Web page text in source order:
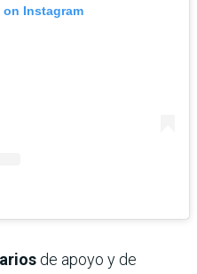
Instagram
de apoyo y de